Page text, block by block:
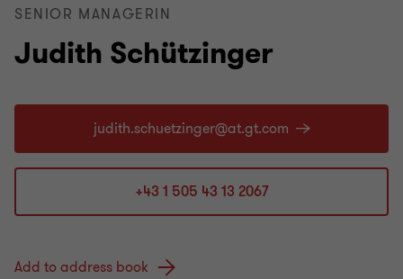
Judith Schützinger
SENIOR MANAGERIN
+43 1 505 43 13 2067
Add to address book